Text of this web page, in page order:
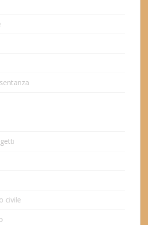
civile